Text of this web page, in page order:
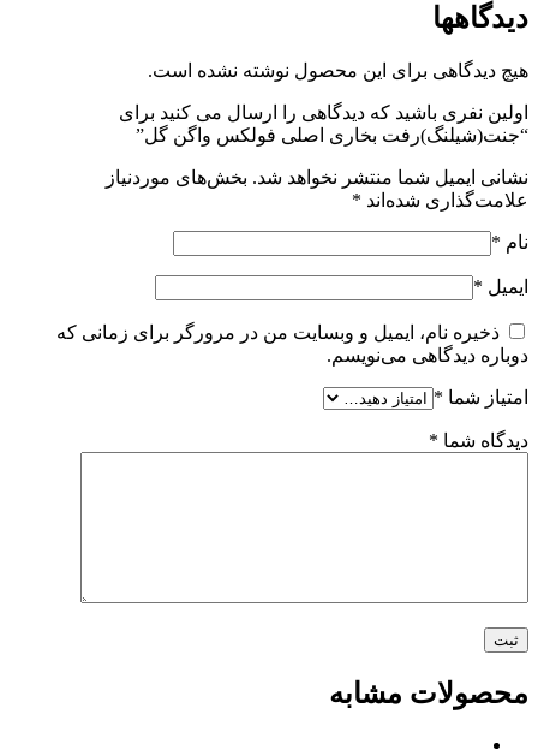
دیدگاهها
هیچ دیدگاهی برای این محصول نوشته نشده است.
اولین نفری باشید که دیدگاهی را ارسال می کنید برای
“جنت(شیلنگ)رفت بخاری اصلی فولکس واگن گل”
نشانی ایمیل شما منتشر نخواهد شد. بخش‌های موردنیاز
علامت‌گذاری شده‌اند *
نام *
ایمیل *
ذخیره نام، ایمیل و وبسایت من در مرورگر برای زمانی که
دوباره دیدگاهی می‌نویسم.
امتیاز شما *
دیدگاه شما *
محصولات مشابه